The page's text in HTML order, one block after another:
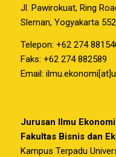
Jl. Pawirokuat, Ring
Sleman, Yogyakarta
Telepon: +62 274
Faks: +62 274 882589
Email:
Jurusan Ilmu Ekonomi
Fakultas Bisnis dan
Kampus Terpadu